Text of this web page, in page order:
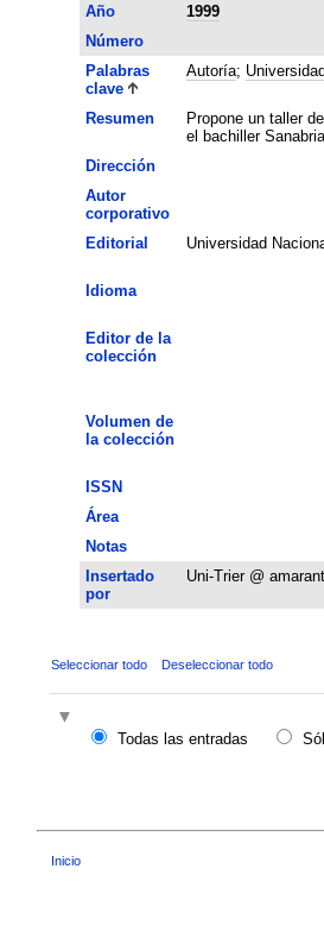
Año
1999
Número
Palabras
clave
Autoría; Universidad
Resumen
Propone un taller
el bachiller
Dirección
Autor
corporativo
Editorial
Universidad
Idioma
Editor de la
colección
Volumen de
la colección
ISSN
Área
Notas
Insertado
por
Uni-Trier @
Seleccionar todo Deseleccionar todo
Todas las entradas
Inicio